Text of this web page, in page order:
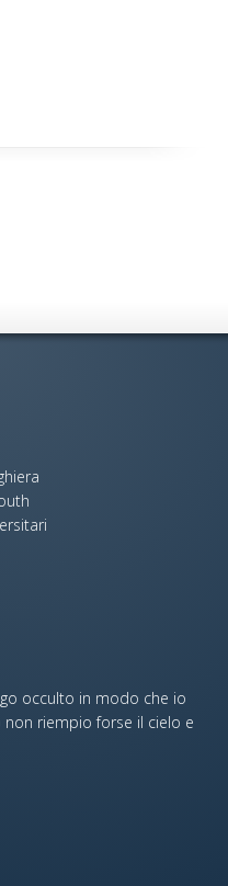
occulto in modo che io
non riempio forse il cielo e